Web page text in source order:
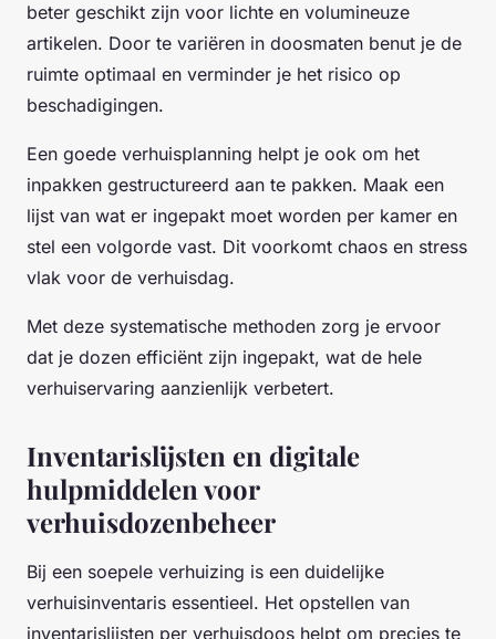
beter geschikt zijn voor lichte en volumineuze
artikelen. Door te variëren in doosmaten benut je de
ruimte optimaal en verminder je het risico op
beschadigingen.
Een goede verhuisplanning helpt je ook om het
inpakken gestructureerd aan te pakken. Maak een
lijst van wat er ingepakt moet worden per kamer en
stel een volgorde vast. Dit voorkomt chaos en stress
vlak voor de verhuisdag.
Met deze systematische methoden zorg je ervoor
dat je dozen efficiënt zijn ingepakt, wat de hele
verhuiservaring aanzienlijk verbetert.
Inventarislijsten en digitale
hulpmiddelen voor
verhuisdozenbeheer
Bij een soepele verhuizing is een duidelijke
verhuisinventaris essentieel. Het opstellen van
inventarislijsten per verhuisdoos helpt om precies te